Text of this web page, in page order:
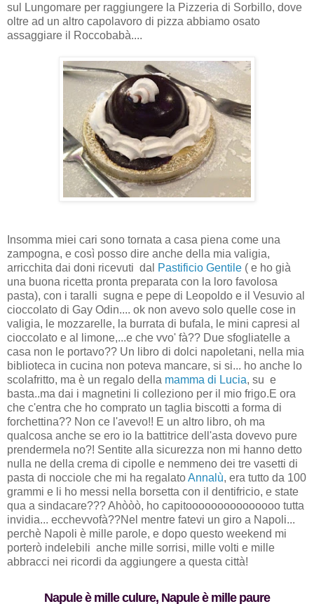
sul Lungomare per raggiungere la Pizzeria di Sorbillo, dove
oltre ad un altro capolavoro di pizza abbiamo osato
assaggiare il Roccobabà....
Insomma miei cari sono tornata a casa piena come una
zampogna, e così posso dire anche della mia valigia,
arricchita dai doni ricevuti dal
Pastificio Gentile ( e ho già
una buona ricetta pronta preparata con la loro favolosa
pasta), con i taralli sugna e pepe di Leopoldo e il Vesuvio al
cioccolato di Gay Odin.... ok non avevo solo quelle cose in
valigia, le mozzarelle, la burrata di bufala, le mini capresi al
cioccolato e al limone,...e che vvo' fà?? Due sfogliatelle a
casa non le portavo?? Un libro di dolci napoletani, nella mia
biblioteca in cucina non poteva mancare, si si... ho anche lo
scolafritto, ma è un regalo della mamma di Lucia, su e
basta..ma dai i magnetini li colleziono per il mio frigo.E ora
che c'entra che ho comprato un taglia biscotti a forma di
forchettina?? Non ce l'avevo!! E un altro libro, oh ma
qualcosa anche se ero io la battitrice dell'asta dovevo pure
prendermela no?! Sentite alla sicurezza non mi hanno detto
nulla ne della crema di cipolle e nemmeno dei tre vasetti di
pasta di nocciole che mi ha regalatoAnnalù, era tutto da 100
grammi e li ho messi nella borsetta con il dentifricio, e state
qua a sindacare??? Ahòòò, ho capitooooooooooooooo tutta
invidia... ecchevvofà??Nel mentre fatevi un giro a Napoli...
perchè Napoli è mille parole, e dopo questo weekend mi
porterò indelebili anche mille sorrisi, mille volti e mille
abbracci nei ricordi da aggiungere a questa città!
Napule è mille culure, Napule è mille paure